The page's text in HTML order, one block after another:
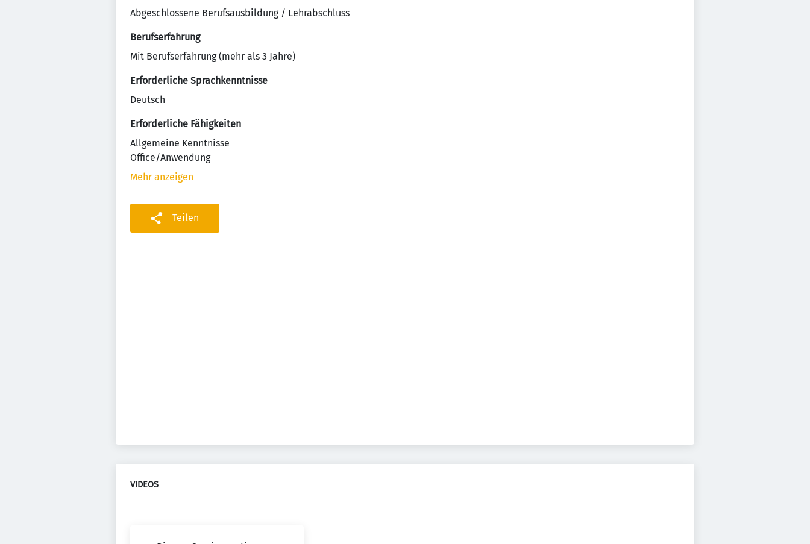
Abgeschlossene Berufsausbildung / Lehrabschluss
Berufserfahrung
Mit Berufserfahrung (mehr als 3 Jahre)
Erforderliche Sprachkenntnisse
Deutsch
Erforderliche Fähigkeiten
Allgemeine Kenntnisse
Office/Anwendung
Mehr anzeigen
Teilen
VIDEOS